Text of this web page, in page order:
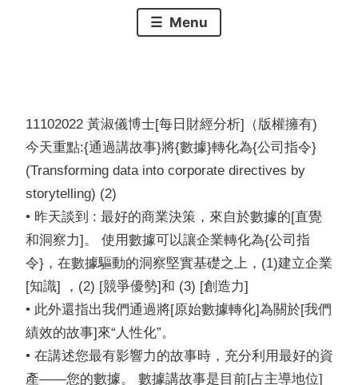
Menu
11102022 黃淑儀博士[每日財經分析]（版權擁有)
今天重點:{通過講故事}將{數據}轉化為{公司指令}
(Transforming data into corporate directives by
storytelling) (2)
• 昨天談到 : 最好的商業決策，來自於數據的[直覺
和洞察力]。 使用數據可以讓企業轉化為{公司指
令}，在數據驅動的洞察堅實基礎之上，(1)建立企業
[知識] ，(2) [競爭優勢]和 (3) [創造力]
• 此外還指出我們通過將[原始數據轉化]為關於[我們
績效的故事]來“人性化”。
• 在講述您最有影響力的故事時，充分利用最好的資
產——您的數據。
數據講故事是目前[占主導地位]